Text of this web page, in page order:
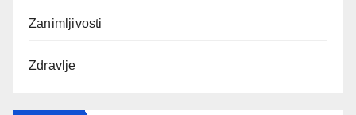
Zanimljivosti
Zdravlje